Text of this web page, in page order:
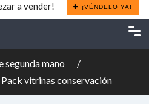
a vender! ¡VÉNDELO YA!
segunda mano
Pack vitrinas conservación